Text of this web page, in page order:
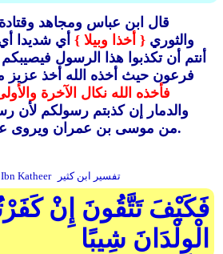
قال ابن عباس ومجاهد
والثوري { أخذا وبيلا } أي شديدا
أنتم أن تكذبوا هذا الرسول
فرعون حيث أخذه الله أخذ عزيز
فأخذه الله نكال الآخرة
والدمار إن كذبتم رسولكم
من موسى بن عمران ويروى عن ابن عباس ومجاهد.
Katheer تفسير ابن كثير
فَكَيْفَ تَتَّقُونَ إِنْ
الْوِلْدَانَ شِيبًا